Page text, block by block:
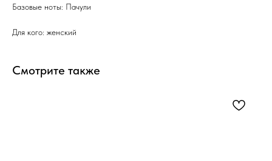
Базовые ноты: Пачули
Для кого: женский
Смотрите также